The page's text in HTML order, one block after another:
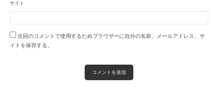
サイト
次回のコメントで使用するためブラウザーに自分の名前、メールアドレス、サ
イトを保存する。